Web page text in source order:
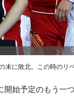
に敗北。この時のリ
開始予定のもう一